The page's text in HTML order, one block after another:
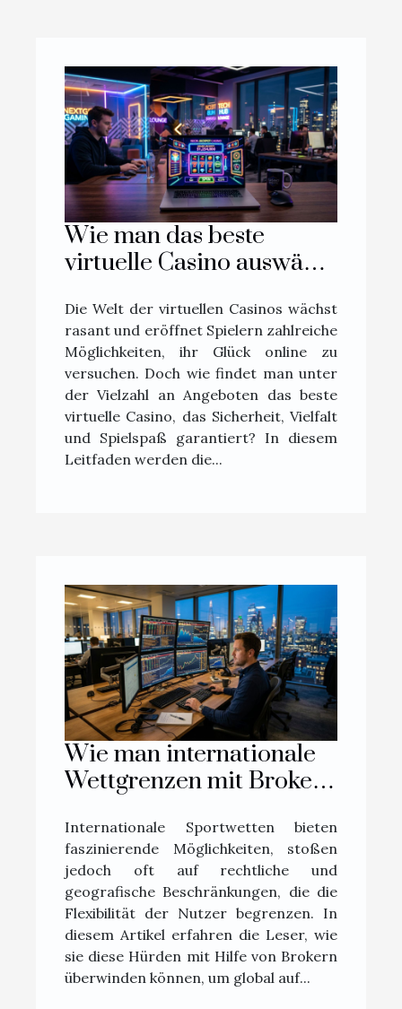
Wie man das beste
virtuelle Casino auswählt:
Leitfaden
Die Welt der virtuellen Casinos wächst
rasant und eröffnet Spielern zahlreiche
Möglichkeiten, ihr Glück online zu
versuchen. Doch wie findet man unter
der Vielzahl an Angeboten das beste
virtuelle Casino, das Sicherheit, Vielfalt
und Spielspaß garantiert? In diesem
Leitfaden werden die...
Wie man internationale
Wettgrenzen mit Brokern
Internationale Sportwetten bieten
faszinierende Möglichkeiten, stoßen
jedoch oft auf rechtliche und
geografische Beschränkungen, die die
Flexibilität der Nutzer begrenzen. In
diesem Artikel erfahren die Leser, wie
sie diese Hürden mit Hilfe von Brokern
überwinden können, um global auf...